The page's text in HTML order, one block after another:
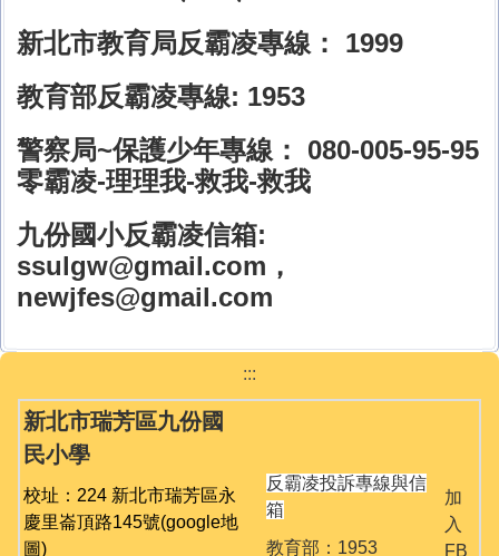
新北市教育局反霸凌專線： 1999
教育部反霸凌專線: 1953
警察局~保護少年專線： 080-005-95-95
零霸凌-理理我-救我-救我
九份國小反霸凌信箱:
ssulgw@gmail.com，
newjfes@gmail.com
:::
新北市瑞芳區九份國
民小學
校址：224 新北市瑞芳區永
慶里崙頂路145號(google地
圖)
反霸凌投訴專線與信
箱
教育部：1953
加
入
FB